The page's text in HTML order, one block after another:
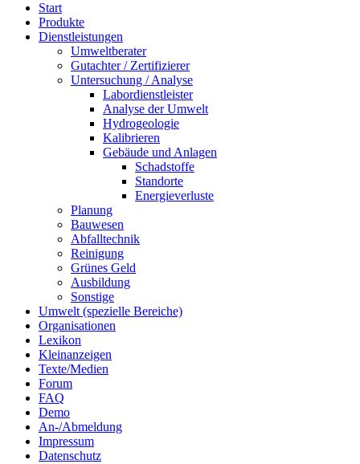
Start
Produkte
Dienstleistungen
Umweltberater
Gutachter / Zertifizierer
Untersuchung / Analyse
Labordienstleister
Analyse der Umwelt
Hydrogeologie
Kalibrieren
Gebäude und Anlagen
Schadstoffe
Standorte
Energieverluste
Planung
Bauwesen
Abfalltechnik
Reinigung
Grünes Geld
Ausbildung
Sonstige
Umwelt (spezielle Bereiche)
Organisationen
Lexikon
Kleinanzeigen
Texte/Medien
Forum
FAQ
Demo
An-/Abmeldung
Impressum
Datenschutz